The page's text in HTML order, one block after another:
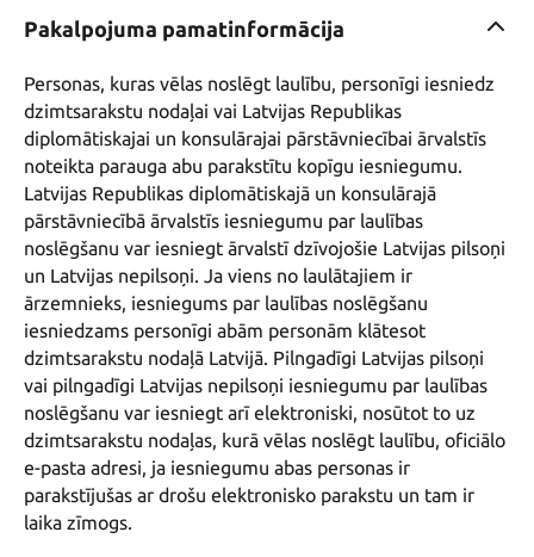
Pakalpojuma pamatinformācija
Personas, kuras vēlas noslēgt laulību, personīgi iesniedz
dzimtsarakstu nodaļai vai Latvijas Republikas
diplomātiskajai un konsulārajai pārstāvniecībai ārvalstīs
noteikta parauga abu parakstītu kopīgu iesniegumu.
Latvijas Republikas diplomātiskajā un konsulārajā
pārstāvniecībā ārvalstīs iesniegumu par laulības
noslēgšanu var iesniegt ārvalstī dzīvojošie Latvijas pilsoņi
un Latvijas nepilsoņi. Ja viens no laulātajiem ir
ārzemnieks, iesniegums par laulības noslēgšanu
iesniedzams personīgi abām personām klātesot
dzimtsarakstu nodaļā Latvijā. Pilngadīgi Latvijas pilsoņi
vai pilngadīgi Latvijas nepilsoņi iesniegumu par laulības
noslēgšanu var iesniegt arī elektroniski, nosūtot to uz
dzimtsarakstu nodaļas, kurā vēlas noslēgt laulību, oficiālo
e-pasta adresi, ja iesniegumu abas personas ir
parakstījušas ar drošu elektronisko parakstu un tam ir
laika zīmogs.